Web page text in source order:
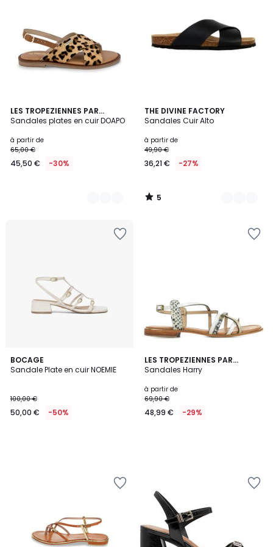
LES TROPEZIENNES PAR
M.BELARBI
Sandales plates en cuir DOAPO
à partir de
65,00 €
45,50 € -30%
2
Couleurs
THE DIVINE FACTORY
Sandales Cuir Alto
à partir de
49,90 €
36,21 € -27%
5
/
3
Couleurs
5
/
BOCAGE
Sandale Plate en cuir NOEMIE
100,00 €
50,00 € -50%
LES TROPEZIENNES PAR
M.BELARBI
Sandales Harry
à partir de
69,90 €
48,99 € -29%